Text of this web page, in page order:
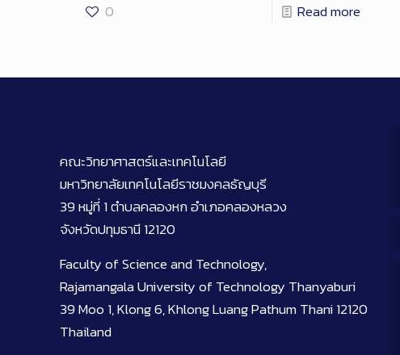
0 Read more
คณะวิทยาศาสตร์และเทคโนโลยี
มหาวิทยาลัยเทคโนโลยีราชมงคลธัญบุรี
39 หมู่ที่ 1 ตำบลคลองหก อำเภอคลองหลวง
จังหวัดปทุมธานี 12120
Faculty of Science and Technology,
Rajamangala University of Technology Thanyaburi
39 Moo 1, Klong 6, Khlong Luang Pathum Thani 12120
Thailand